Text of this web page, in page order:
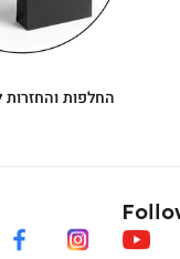
החלפות והחזרות
instagram youtube